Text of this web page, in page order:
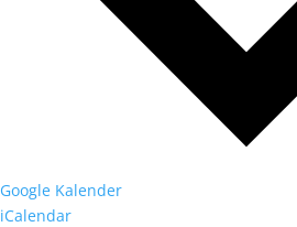
Google Kalender
iCalendar